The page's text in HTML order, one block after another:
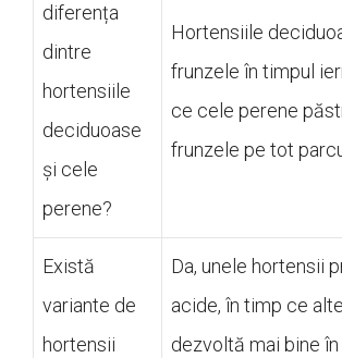
diferența
dintre
hortensiile
deciduoase
și cele
perene?
Hortensiile
frunzele în timpul
ce cele perene
frunzele pe tot
Există
variante de
hortensii
Da, unele hortensii
acide, în timp ce
dezvoltă mai bine